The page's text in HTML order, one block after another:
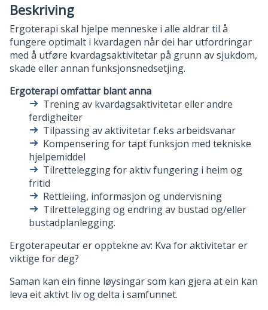
Beskriving
Ergoterapi skal hjelpe menneske i alle aldrar til å
fungere optimalt i kvardagen når dei har utfordringar
med å utføre kvardagsaktivitetar på grunn av sjukdom,
skade eller annan funksjonsnedsetjing.
Ergoterapi omfattar blant anna
Trening av kvardagsaktivitetar eller andre
ferdigheiter
Tilpassing av aktivitetar f.eks arbeidsvanar
Kompensering for tapt funksjon med tekniske
hjelpemiddel
Tilrettelegging for aktiv fungering i heim og
fritid
Rettleiing, informasjon og undervisning
Tilrettelegging og endring av bustad og/eller
bustadplanlegging.
Ergoterapeutar er opptekne av: Kva for aktivitetar er
viktige for deg?
Saman kan ein finne løysingar som kan gjera at ein kan
leva eit aktivt liv og delta i samfunnet.